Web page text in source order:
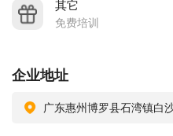
我们将秉承：“以人为本、
革新而努力奋斗！
其它
免费培训
企业地址